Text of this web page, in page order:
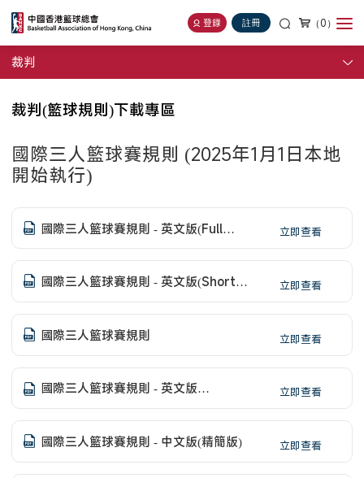
登錄 註冊 （0）
裁判
裁判(籃球規則)下載專區
國際三人籃球賽規則 (2025年1月1日本地
開始執行)
國際三人籃球賽規則 - 英文版(Full
Version)- 已更新
立即查看
國際三人籃球賽規則 - 英文版(Short
Version)
立即查看
國際三人籃球賽規則 立即查看
國際三人籃球賽規則 - 英文版
(Interpretations) - 已更新
立即查看
國際三人籃球賽規則 - 中文版(精簡版) 立即查看